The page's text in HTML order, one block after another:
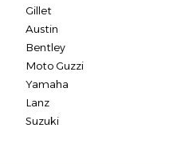
Gillet
Austin
Bentley
Moto Guzzi
Yamaha
Lanz
Suzuki